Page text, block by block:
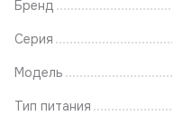
Бренд
Серия
Модель
Тип питания